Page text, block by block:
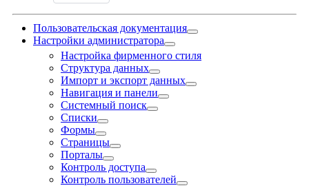
Пользовательская документация
Настройки администратора
Настройка фирменного стиля
Структура данных
Импорт и экспорт данных
Навигация и панели
Системный поиск
Списки
Формы
Страницы
Порталы
Контроль доступа
Контроль пользователей